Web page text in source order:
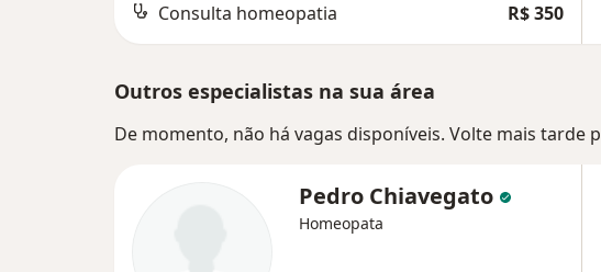
Consulta homeopatia R$ 350
Outros especialistas na sua área
De momento, não há vagas disponíveis. Volte mais tarde
Pedro Chiavegato
Homeopata